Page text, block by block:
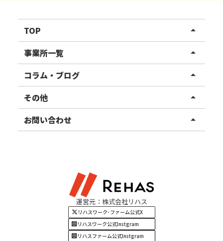
TOP arrow_drop_up
リハスワーク
リハスファーム
事業所一覧 arrow_drop_up
関東エリア
東北エリア
甲信越エリア
四国・九州エリア
コラム・ブログ arrow_drop_up
事業所ブログ
ご利用者様の声
その他 arrow_drop_up
お知らせ
お問い合わせ arrow_drop_up
運営元：株式会社リハス
リハスワーク･ファーム公式X
リハスワーク公式Instgram
リハスファーム公式Instgram